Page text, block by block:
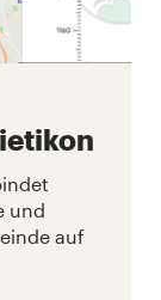
und
auf